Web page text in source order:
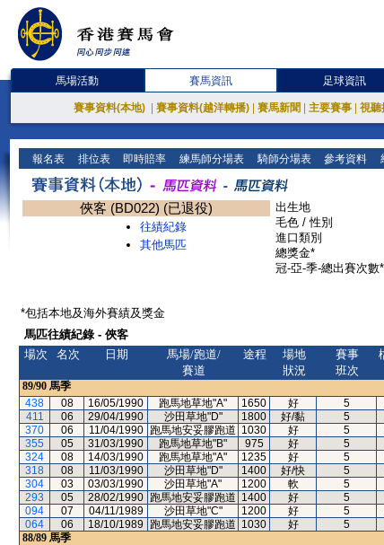
馬場活動 賽馬資訊 足球資訊
賽事資料(本地) 賽事資料(越洋轉播) 賽馬新聞 主要賽事 視聽
報名表 排位表 即時賠率 練馬師分場表 騎師分場表 參考資料
俠客 (BD022) (已退役)
往績紀錄
其他馬匹
出生地
毛色 / 性別
進口類別
總獎金*
冠-亞-季-總出賽次數*
*包括本地及海外賽績及獎金
馬匹往績紀錄 - 俠客
場次
名次 日期
馬場/跑道/
賽道
途程
場地
狀況
賽事
班次
89/90 馬季
438
08 16/05/1990 跑馬地草地"A" 1650 好 5
411
06 29/04/1990 沙田草地"D" 1800 好/黏 5
370
06 11/04/1990 跑馬地安妥膠跑道 1030 好 5
355
05 31/03/1990 跑馬地草地"B" 975 好 5
324
08 14/03/1990 跑馬地草地"A" 1235 好 5
318
08 11/03/1990 沙田草地"D" 1400 好/快 5
304
03 03/03/1990 沙田草地"A" 1200 軟 5
293
05 28/02/1990 跑馬地安妥膠跑道 1400 好 5
094
07 04/11/1989 沙田草地"C" 1200 好 5
064
06 18/10/1989 跑馬地安妥膠跑道 1030 好 5
88/89 馬季